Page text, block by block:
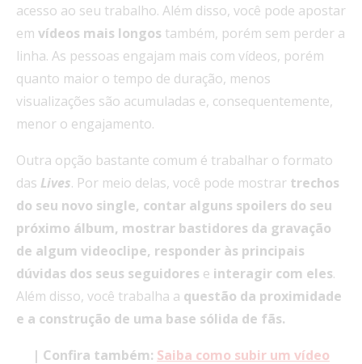
acesso ao seu trabalho. Além disso, você pode apostar
em vídeos mais longos também, porém sem perder a
linha. As pessoas engajam mais com vídeos, porém
quanto maior o tempo de duração, menos
visualizações são acumuladas e, consequentemente,
menor o engajamento.
Outra opção bastante comum é trabalhar o formato
das Lives. Por meio delas, você pode mostrar trechos
do seu novo single, contar alguns spoilers do seu
próximo álbum, mostrar bastidores da gravação
de algum videoclipe, responder às principais
dúvidas dos seus seguidores e interagir com eles.
Além disso, você trabalha a questão da proximidade
e a construção de uma base sólida de fãs.
| Confira também: Saiba como subir um vídeo